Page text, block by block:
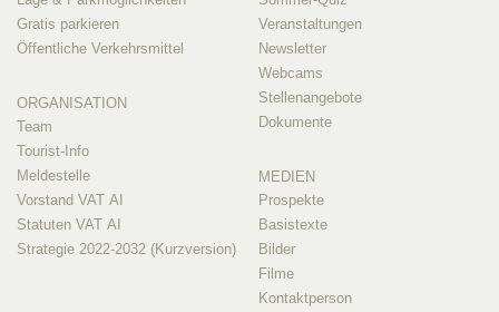
Gratis parkieren
Öffentliche Verkehrsmittel
ORGANISATION
Team
Tourist-Info
Meldestelle
Vorstand VAT AI
Statuten VAT AI
Strategie 2022-2032 (Kurzversion)
Veranstaltungen
Newsletter
Webcams
Stellenangebote
Dokumente
MEDIEN
Prospekte
Basistexte
Bilder
Filme
Kontaktperson